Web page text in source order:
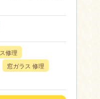
修理
窓ガラス 修理